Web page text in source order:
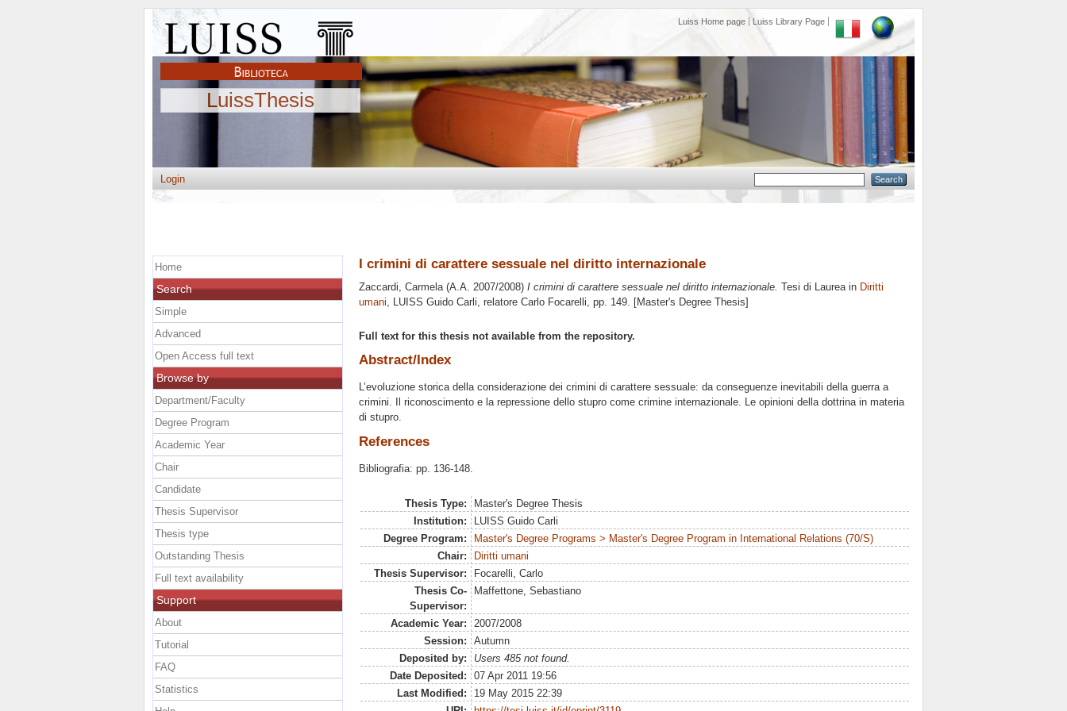
Luiss Home page Luiss Library Page
LuissThesis
Login
I crimini di carattere sessuale nel diritto internazionale
Zaccardi, Carmela(A.A. 2007/2008) I crimini di carattere sessuale nel diritto internazionale. Tesi di Laurea in Diritti
umani, LUISS Guido Carli, relatore Carlo Focarelli, pp. 149. [Master's Degree Thesis]
Full text for this thesis not available from the repository.
Abstract/Index
L’evoluzione storica della considerazione dei crimini di carattere sessuale: da conseguenze inevitabili della guerra a
crimini. Il riconoscimento e la repressione dello stupro come crimine internazionale. Le opinioni della dottrina in materia
di stupro.
References
Bibliografia: pp. 136-148.
Thesis Type:
Master's Degree Thesis
Institution:
LUISS Guido Carli
Degree Program:
Master's Degree Programs > Master's Degree Program in International Relations (70/S)
Chair:
Diritti umani
Thesis Supervisor:
Focarelli, Carlo
Thesis Co-
Supervisor:
Maffettone, Sebastiano
Academic Year:
2007/2008
Session:
Autumn
Deposited by:
Users 485 not found.
Date Deposited:
07 Apr 2011 19:56
Last Modified:
19 May 2015 22:39
Home
Search
Simple
Advanced
Open Access full text
Browse by
Department/Faculty
Degree Program
Academic Year
Chair
Candidate
Thesis Supervisor
Thesis type
Outstanding Thesis
Full text availability
Support
About
Tutorial
FAQ
Statistics